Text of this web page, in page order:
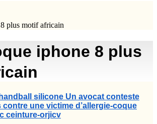
plus motif africain
iphone 8 plus
silicone Un avocat conteste
une victime d’allergie-coque
ceinture-orjicv